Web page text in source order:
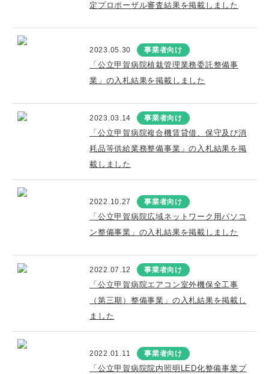
定プロポーザル審査結果を掲載しました
2023.05.30 事業者向け
「公立甲賀病院植栽管理業務委託整備事
業」の入札結果を掲載しました
2023.03.14 事業者向け
「公立甲賀病院複合機賃貸借、保守及び消
耗品等供給業務整備事業」の入札結果を掲
載しました
2022.10.27 事業者向け
「公立甲賀病院広域ネットワーク用パソコ
ン整備事業」の入札結果を掲載しました
2022.07.12 事業者向け
「公立甲賀病院エアコン室外機保全工事
（第三期）整備事業」の入札結果を掲載し
ました
2022.01.11 事業者向け
「公立甲賀病院院内照明LED化整備事業プ